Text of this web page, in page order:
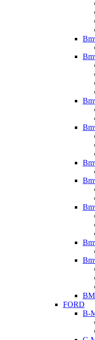
FORD
B-